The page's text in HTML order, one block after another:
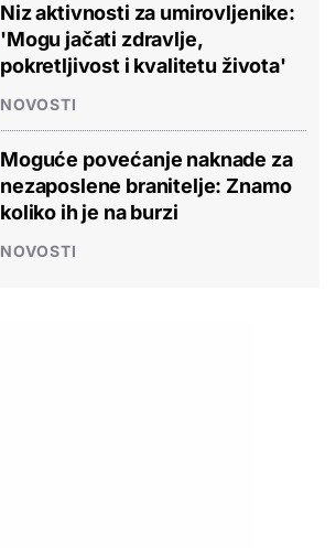
Niz aktivnosti za umirovljenike:
'Mogu jačati zdravlje,
pokretljivost i kvalitetu života'
NOVOSTI
Moguće povećanje naknade za
nezaposlene branitelje: Znamo
koliko ih je na burzi
NOVOSTI